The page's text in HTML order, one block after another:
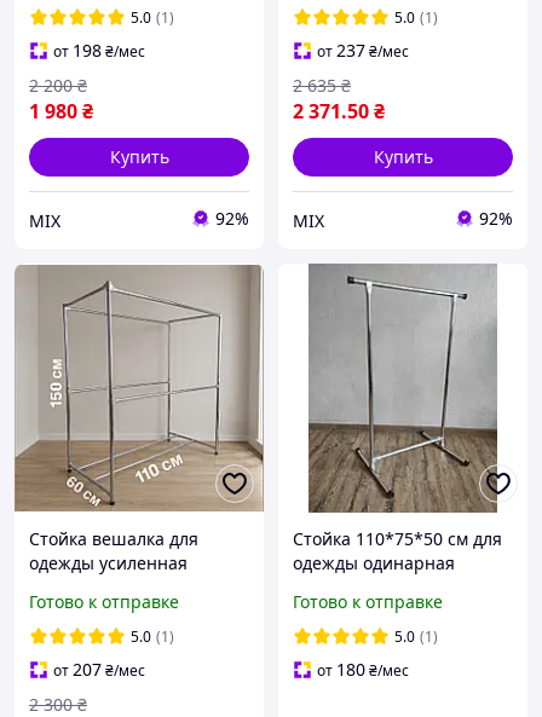
за вашим размером
5.0 (1)
от 198₴/мес
1 980₴
2 200 ₴
Купить
MIX 92%
стойку для одежды
5.0 (1)
от237₴/мес
2 371.50₴
2 635 ₴
Купить
MIX 92%
Стойка вешалка для
одежды усиленная
полочкой для обуви
двойная, купить стойку
вешалку для вещей с
полочкой
Готово к отправке
5.0 (1)
от207₴/мес
2 300 ₴
Стойка 110*75*50 см для
одежды одинарная
для вещей С1(S)
Готово к отправке
5.0 (1)
от 180₴/мес